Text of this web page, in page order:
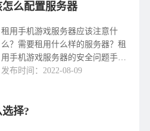
么配置服务器
租用手机游戏服务器应该注意什
么？需要租用什么样的服务器？租
用手机游戏服务器的安全问题手机
游戏的蓬勃发展必然会给网络游戏
可避免的，比如DDOS攻击、CC攻
发布时间：2022-08-09
择?